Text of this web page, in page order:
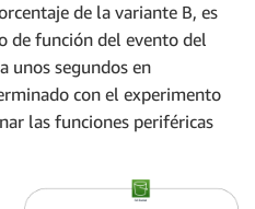
de la variante B, es
de función del evento del
unos segundos en
con el experimento
las funciones periféricas